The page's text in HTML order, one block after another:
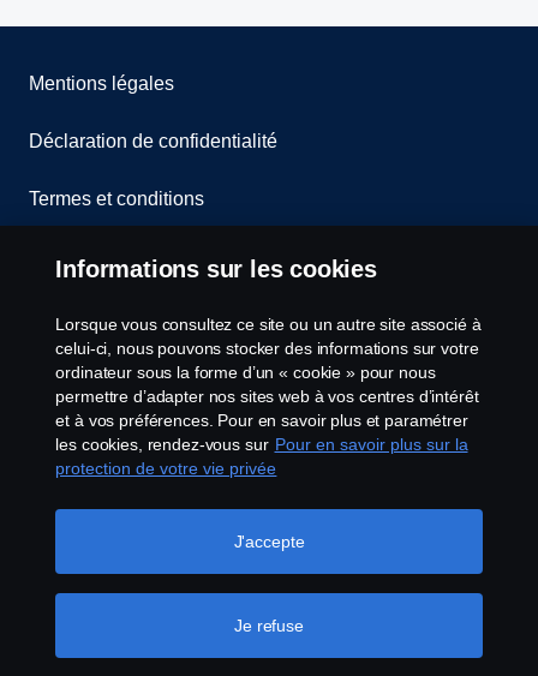
Mentions légales
Déclaration de confidentialité
Termes et conditions
Contactez-nous
Lanceurs d’alerte
Politique de cookies
Configuration des cookies
© Copyright Scania 2026 Tous droits réservés.
Scania France SAS, 11 allée du Président Chirac,
Informations sur les cookies
Lorsque vous consultez ce site ou un autre site associé à
celui-ci, nous pouvons stocker des informations sur votre
ordinateur sous la forme d’un « cookie » pour nous
permettre d’adapter nos sites web à vos centres d’intérêt
et à vos préférences. Pour en savoir plus et paramétrer
les cookies, rendez-vous sur Pour en savoir plus sur la
protection de votre vie privée
Je refuse
J'accepte